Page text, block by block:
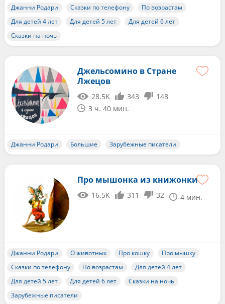
Джанни Родари Сказки по телефону
По возрастам
Для детей 4 лет
Для детей 5 лет
Для детей 6 лет
Сказки на ночь
Джельсомино в Стране
Лжецов
28.5K 343
148
3 ч. 40 мин.
Джанни Родари Большие Зарубежные писатели
Про мышонка из книжонки
16.5K 311 32 4 мин.
Джанни Родари О животных Про кошку
Про мышку
Сказки по телефону
По возрастам
Для детей 4 лет
Для детей 5 лет
Для детей 6 лет
Сказки на ночь
Зарубежные писатели